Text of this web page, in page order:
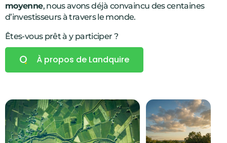
moyenne, nous avons déjà convaincu des centaines
d’investisseurs à travers le monde.
Êtes-vous prêt à y participer ?
À propos de Landquire